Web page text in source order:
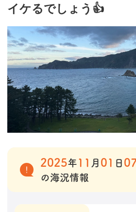
イケるでしょう👍
2025年 11 月 01 日
の海況情報